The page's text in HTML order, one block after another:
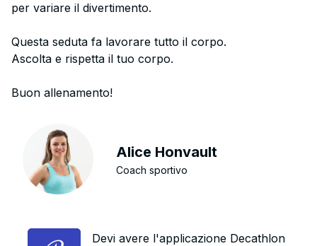
per variare il divertimento.
Questa seduta fa lavorare tutto il corpo.
Ascolta e rispetta il tuo corpo.
Buon allenamento!
Alice Honvault
Coach sportivo
Devi avere l'applicazione Decathlon